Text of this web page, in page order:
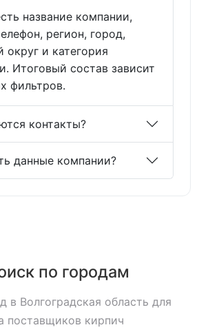
название компании,
регион, город,
округ и категория
Итоговый состав зависит
фильтров.
контакты?
данные компании?
по городам
в Волгоградская область для
поставщиков кирпич